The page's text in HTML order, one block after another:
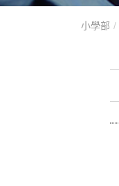
小學部